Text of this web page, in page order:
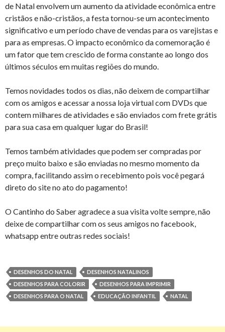
de Natal envolvem um aumento da atividade econômica entre
cristãos e não-cristãos, a festa tornou-se um acontecimento
significativo e um período chave de vendas para os varejistas e
para as empresas. O impacto econômico da comemoração é
um fator que tem crescido de forma constante ao longo dos
últimos séculos em muitas regiões do mundo.
Temos novidades todos os dias, não deixem de compartilhar
com os amigos e acessar a nossa loja virtual com DVDs que
contem milhares de atividades e são enviados com frete grátis
para sua casa em qualquer lugar do Brasil!
Temos também atividades que podem ser compradas por
preço muito baixo e são enviadas no mesmo momento da
compra, facilitando assim o recebimento pois você pegará
direto do site no ato do pagamento!
O Cantinho do Saber agradece a sua visita volte sempre, não
deixe de compartilhar com os seus amigos no facebook,
whatsapp entre outras redes sociais!
DESENHOS DO NATAL
DESENHOS NATALINOS
DESENHOS PARA COLORIR
DESENHOS PARA IMPRIMIR
DESENHOS PARA O NATAL
EDUCAÇÃO INFANTIL NATAL